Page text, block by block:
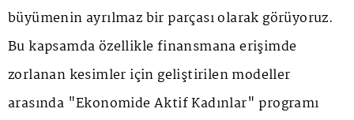
büyümenin ayrılmaz bir parçası olarak görüyoruz.
Bu kapsamda özellikle finansmana erişimde
zorlanan kesimler için geliştirilen modeller
arasında "Ekonomide Aktif Kadınlar" programı